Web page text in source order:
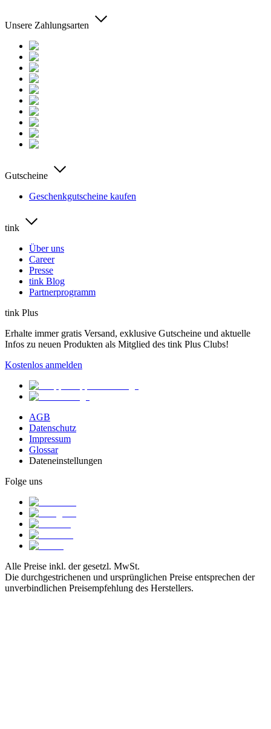
Unsere Zahlungsarten
Gutscheine
Geschenkgutscheine kaufen
tink
Über uns
Career
Presse
tink Blog
Partnerprogramm
tink Plus
Erhalte immer gratis Versand, exklusive Gutscheine und aktuelle
Infos zu neuen Produkten als Mitglied des tink Plus Clubs!
Kostenlos anmelden
AGB
Datenschutz
Impressum
Glossar
Dateneinstellungen
Folge uns
Alle Preise inkl. der gesetzl. MwSt.
Die durchgestrichenen und ursprünglichen Preise entsprechen der
unverbindlichen Preisempfehlung des Herstellers.